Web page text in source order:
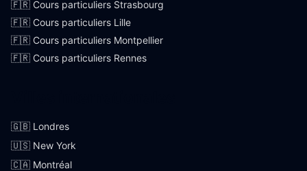
🇫🇷 Cours particuliers Strasbourg
🇫🇷 Cours particuliers Lille
🇫🇷 Cours particuliers Montpellier
🇫🇷 Cours particuliers Rennes
🇬🇧 Londres
🇺🇸 New York
🇨🇦 Montréal